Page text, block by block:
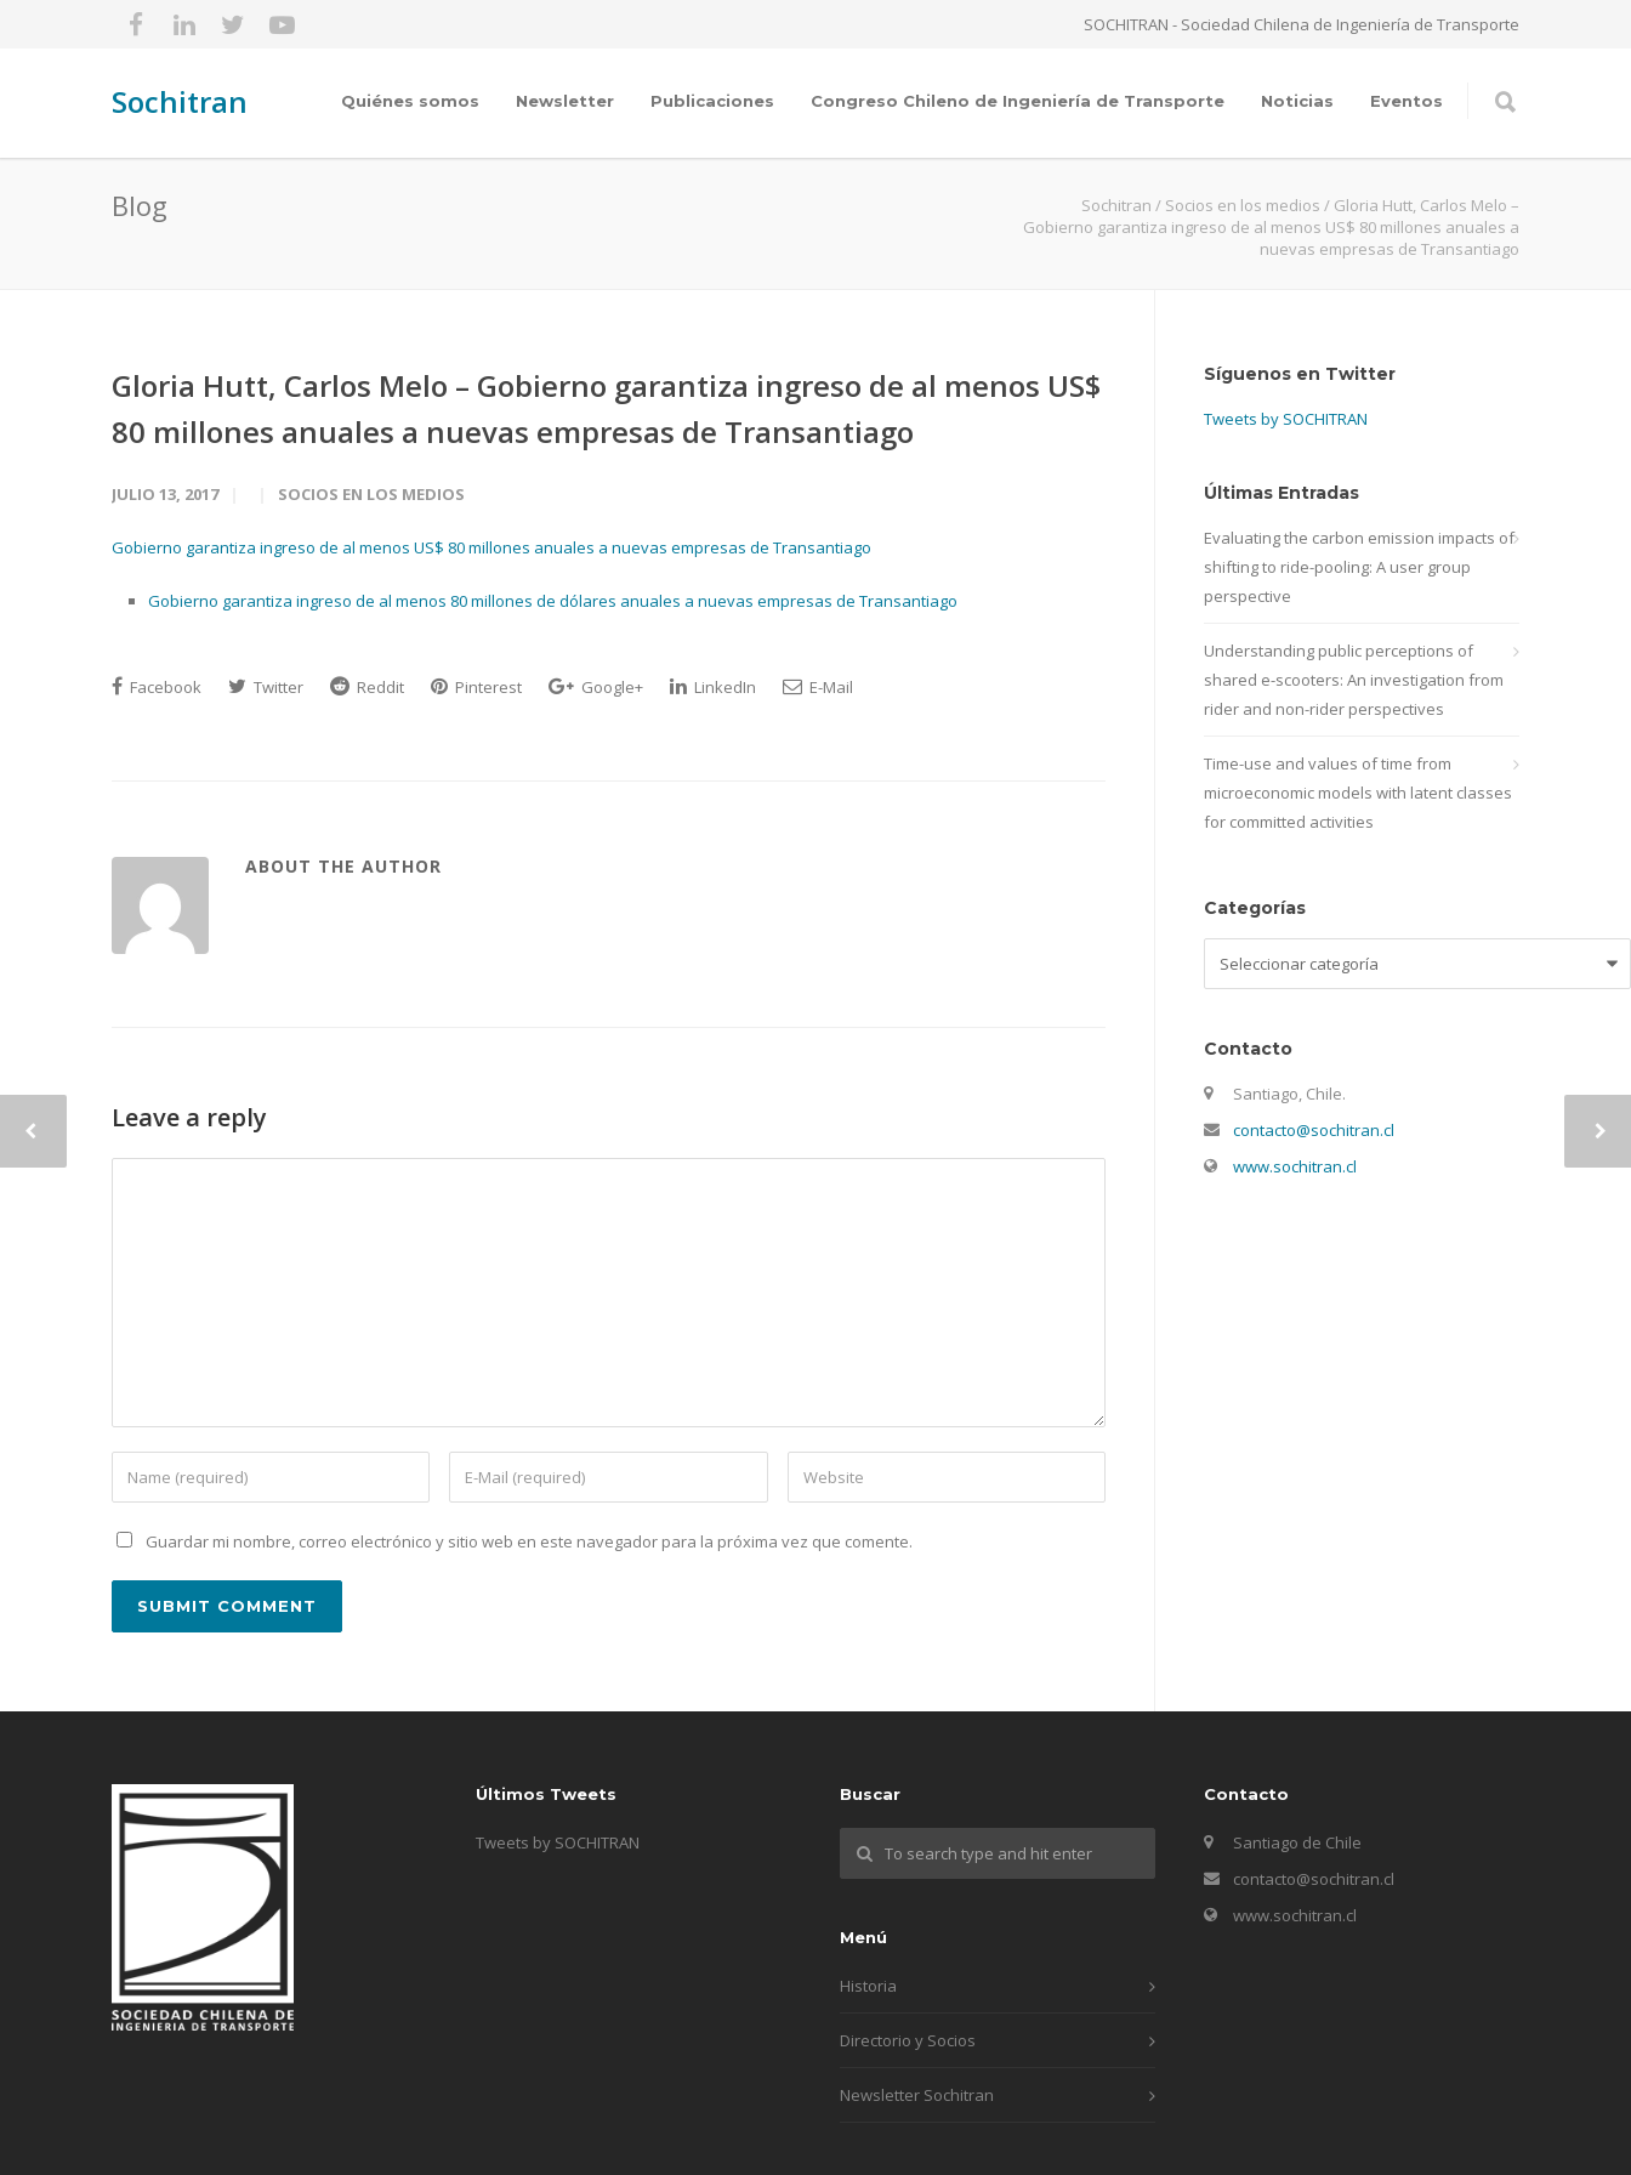
SOCHITRAN - Sociedad Chilena de Ingeniería de Transporte
Sochitran Quiénes somos Newsletter Publicaciones Congreso Chileno de Ingeniería de Transporte Noticias Eventos
Blog Sochitran / Socios en los medios / Gloria Hutt, Carlos Melo –
Gobierno garantiza ingreso de al menos US$ 80 millones anuales a
nuevas empresas de Transantiago
Gloria Hutt, Carlos Melo – Gobierno garantiza ingreso de al menos US$
80 millones anuales a nuevas empresas de Transantiago
JULIO 13, 2017 SOCIOS EN LOS MEDIOS
Gobierno garantiza ingreso de al menos US$ 80 millones anuales a nuevas empresas de Transantiago
Gobierno garantiza ingreso de al menos 80 millones de dólares anuales a nuevas empresas de Transantiago
Facebook Twitter Reddit Pinterest Google+ LinkedIn E-Mail
ABOUT THE AUTHOR
Leave a reply
Guardar mi nombre, correo electrónico y sitio web en este navegador para la próxima vez que comente.
Síguenos en Twitter
Tweets by SOCHITRAN
Últimas Entradas
Evaluating the carbon emission impacts of
shifting to ride-pooling: A user group
perspective
Understanding public perceptions of
shared e-scooters: An investigation from
rider and non-rider perspectives
Time-use and values of time from
microeconomic models with latent classes
for committed activities
Categorías
Contacto
Santiago, Chile.
contacto@sochitran.cl
www.sochitran.cl
Últimos Tweets
Tweets by SOCHITRAN
Buscar
Menú
Historia
Directorio y Socios
Newsletter Sochitran
Contacto
Santiago de Chile
contacto@sochitran.cl
www.sochitran.cl